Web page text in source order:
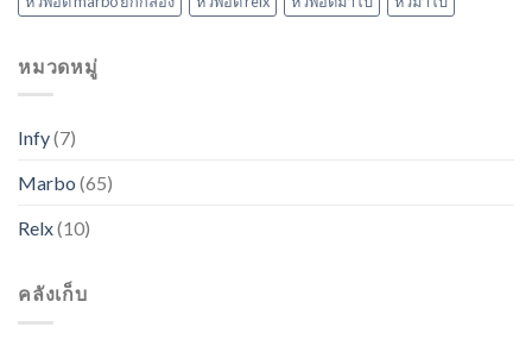
หมวดหมู่
Infy(7)
Marbo (65)
Relx(10)
คลังเก็บ